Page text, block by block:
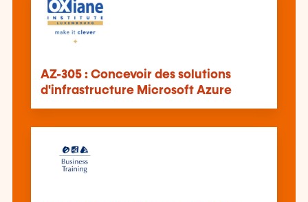
AZ-305 : Concevoir des solutions
d'infrastructure Microsoft Azure